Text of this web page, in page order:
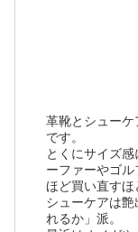
革靴とシュー
です。
とくにサイズ
ーファーやゴ
ほど買い直すほ
シューケアは
れるか」派。